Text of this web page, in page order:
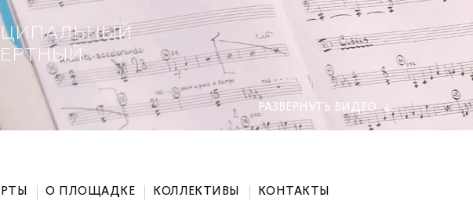
РАЗВЕРНУТЬ ВИДЕО
О ПЛОЩАДКЕ КОЛЛЕКТИВЫ КОНТАКТЫ